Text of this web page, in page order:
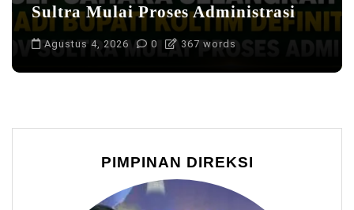
Sultra Mulai Proses Administrasi
Agustus 4, 2026 0 367 words
PIMPINAN DIREKSI